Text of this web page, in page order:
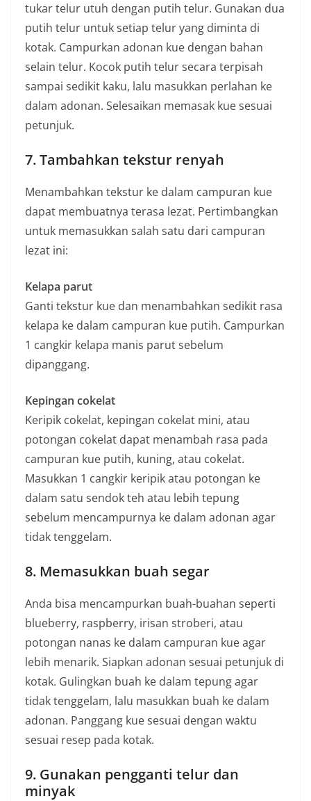
tukar telur utuh dengan putih telur. Gunakan dua
putih telur untuk setiap telur yang diminta di
kotak. Campurkan adonan kue dengan bahan
selain telur. Kocok putih telur secara terpisah
sampai sedikit kaku, lalu masukkan perlahan ke
dalam adonan. Selesaikan memasak kue sesuai
petunjuk.
7. Tambahkan tekstur renyah
Menambahkan tekstur ke dalam campuran kue
dapat membuatnya terasa lezat. Pertimbangkan
untuk memasukkan salah satu dari campuran
lezat ini:
Kelapa parut
Ganti tekstur kue dan menambahkan sedikit rasa
kelapa ke dalam campuran kue putih. Campurkan
1 cangkir kelapa manis parut sebelum
dipanggang.
Kepingan cokelat
Keripik cokelat, kepingan cokelat mini, atau
potongan cokelat dapat menambah rasa pada
campuran kue putih, kuning, atau cokelat.
Masukkan 1 cangkir keripik atau potongan ke
dalam satu sendok teh atau lebih tepung
sebelum mencampurnya ke dalam adonan agar
tidak tenggelam.
8. Memasukkan buah segar
Anda bisa mencampurkan buah-buahan seperti
blueberry, raspberry, irisan stroberi, atau
potongan nanas ke dalam campuran kue agar
lebih menarik. Siapkan adonan sesuai petunjuk di
kotak. Gulingkan buah ke dalam tepung agar
tidak tenggelam, lalu masukkan buah ke dalam
adonan. Panggang kue sesuai dengan waktu
sesuai resep pada kotak.
9. Gunakan pengganti telur dan
minyak